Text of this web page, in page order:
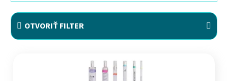
OTVORIŤ FILTER